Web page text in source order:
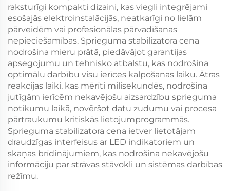
raksturīgi kompakti dizaini, kas viegli integrējami
esošajās elektroinstalācijās, neatkarīgi no lielām
pārveidēm vai profesionālas pārvadīšanas
nepieciešamības. Sprieguma stabilizatora cena
nodrošina mieru prātā, piedāvājot garantijas
apsegojumu un tehnisko atbalstu, kas nodrošina
optimālu darbību visu ierīces kalpošanas laiku. Ātras
reakcijas laiki, kas mērīti milisekundēs, nodrošina
jutīgām ierīcēm nekavējošu aizsardzību sprieguma
notikumu laikā, novēršot datu zudumu vai procesa
pārtraukumu kritiskās lietojumprogrammās.
Sprieguma stabilizatora cena ietver lietotājam
draudzīgas interfeisus ar LED indikatoriem un
skaņas brīdinājumiem, kas nodrošina nekavējošu
informāciju par strāvas stāvokli un sistēmas darbības
režīmu.